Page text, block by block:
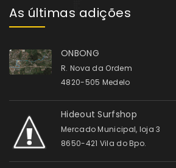
As últimas adições
ONBONG
R. Nova da Ordem
4820-505 Medelo
Hideout Surfshop
Mercado Municipal, loja 3
8650-421 Vila do Bpo.